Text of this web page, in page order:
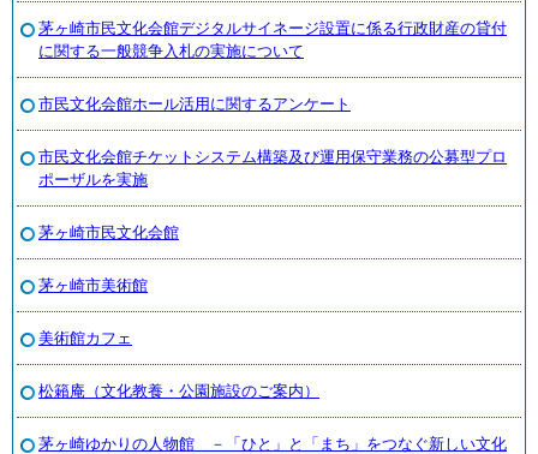
茅ヶ崎市民文化会館デジタルサイネージ設置に係る行政財産の貸付
に関する一般競争入札の実施について
市民文化会館ホール活用に関するアンケート
市民文化会館チケットシステム構築及び運用保守業務の公募型プロ
ポーザルを実施
茅ヶ崎市民文化会館
茅ヶ崎市美術館
美術館カフェ
松籟庵（文化教養・公園施設のご案内）
茅ヶ崎ゆかりの人物館 －「ひと」と「まち」をつなぐ新しい文化